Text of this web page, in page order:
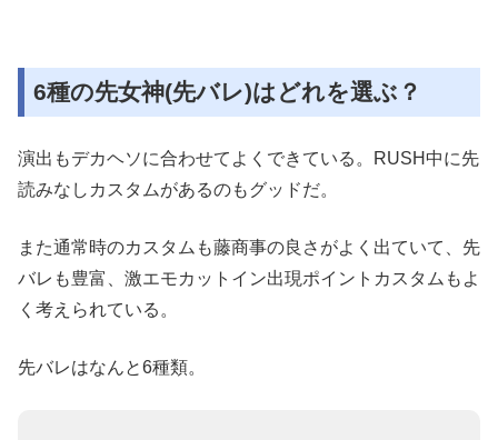
6種の先女神(先バレ)はどれを選ぶ？
演出もデカヘソに合わせてよくできている。RUSH中に先
読みなしカスタムがあるのもグッドだ。
また通常時のカスタムも藤商事の良さがよく出ていて、先
バレも豊富、激エモカットイン出現ポイントカスタムもよ
く考えられている。
先バレはなんと6種類。